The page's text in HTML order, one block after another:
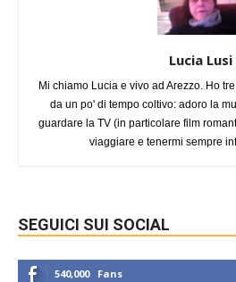
Lucia Lusi
Mi chiamo Lucia e vivo ad Arezzo. Ho
da un po' di tempo coltivo: adoro la
guardare la TV (in particolare film
viaggiare e tenermi sempre
SEGUICI SUI SOCIAL
540,000 Fans